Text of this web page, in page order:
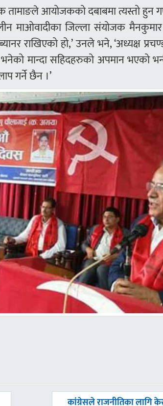
तामाङले आयोजकको दबाबमा त्यस्तो हुन
माओवादीका जिल्ला संयोजक मैनकुमार
राखिएको हो,’ उनले भने, ‘अध्यक्ष
मान्दा सहिदहरुको अपमान भएको
गर्ने छैन ।’
अघिल्लाे
कांग्रेसले राजनीतिका लागि